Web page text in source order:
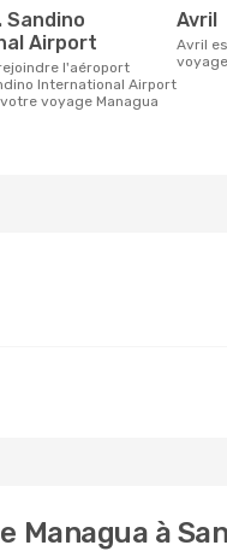
Airport
International Airport
voyage Managua
avril
avril est la période la plus chargée pour
Managua à